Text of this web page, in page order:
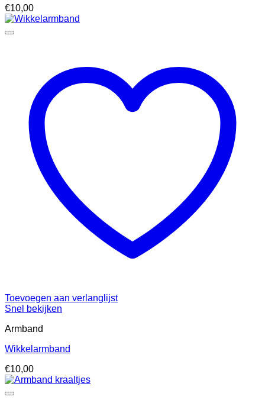
€10,00
Toevoegen aan verlanglijst
Snel bekijken
Armband
Wikkelarmband
€10,00